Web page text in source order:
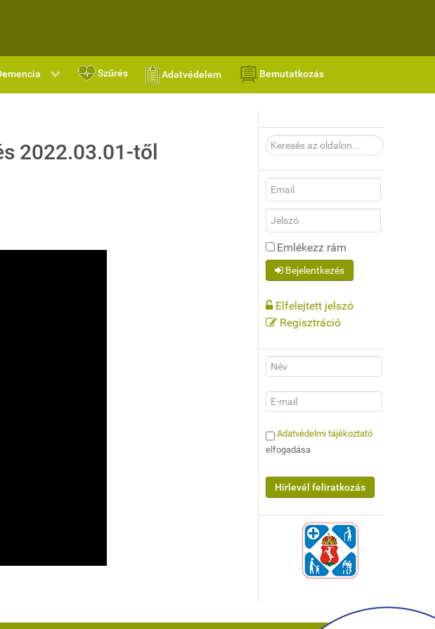
Szűrés Adatvédelem Bemutatkozás
2022.03.01-től
Keresés
az
oldalon...
Emlékezz rám
Bejelentkezés
Elfelejtett jelszó
Regisztráció
Adatvédelmi tájékoztató
elfogadása